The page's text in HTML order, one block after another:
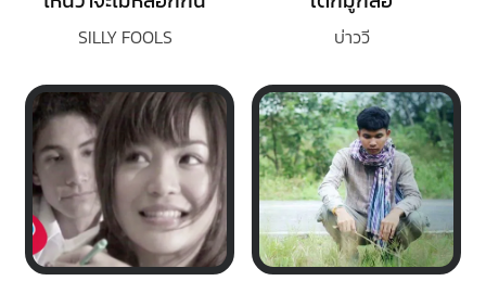
SILLY FOOLS บ่าววี